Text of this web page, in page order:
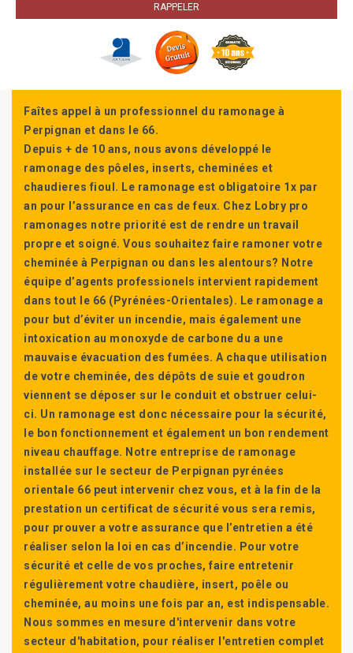
Faîtes appel à un professionnel du ramonage à
Perpignan et dans le 66.
Depuis + de 10 ans, nous avons développé le
ramonage des pôeles, inserts, cheminées et
chaudieres fioul. Le ramonage est obligatoire 1x par
an pour l’assurance en cas de feux. Chez Lobry pro
ramonages notre priorité est de rendre un travail
propre et soigné. Vous souhaitez faire ramoner votre
cheminée à Perpignan ou dans les alentours? Notre
équipe d’agents professionels intervient rapidement
dans tout le 66 (Pyrénées-Orientales). Le ramonage a
pour but d’éviter un incendie, mais également une
intoxication au monoxyde de carbone du a une
mauvaise évacuation des fumées. A chaque utilisation
de votre cheminée, des dépôts de suie et goudron
viennent se déposer sur le conduit et obstruer celui-
ci. Un ramonage est donc nécessaire pour la sécurité,
le bon fonctionnement et également un bon rendement
niveau chauffage. Notre entreprise de ramonage
installée sur le secteur de Perpignan pyrénées
orientale 66 peut intervenir chez vous, et à la fin de la
prestation un certificat de sécurité vous sera remis,
pour prouver a votre assurance que l’entretien a été
réaliser selon la loi en cas d’incendie. Pour votre
sécurité et celle de vos proches, faire entretenir
régulièrement votre chaudière, insert, poêle ou
cheminée, au moins une fois par an, est indispensable.
Nous sommes en mesure d'intervenir dans votre
secteur d'habitation, pour réaliser l'entretien complet